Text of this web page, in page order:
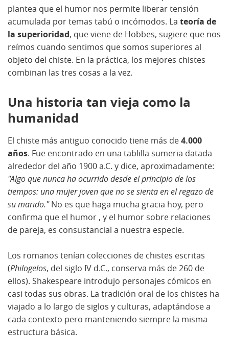
plantea que el humor nos permite liberar tensión
acumulada por temas tabú o incómodos. La teoría de
la superioridad, que viene de Hobbes, sugiere que nos
reímos cuando sentimos que somos superiores al
objeto del chiste. En la práctica, los mejores chistes
combinan las tres cosas a la vez.
Una historia tan vieja como la
humanidad
El chiste más antiguo conocido tiene más de4.000
años. Fue encontrado en una tablilla sumeria datada
alrededor del año 1900 a.C. y dice, aproximadamente:
"Algo que nunca ha ocurrido desde el principio de los
tiempos: una mujer joven que no se sienta en el regazo de
su marido."No es que haga mucha gracia hoy, pero
confirma que el humor , y el humor sobre relaciones
de pareja, es consustancial a nuestra especie.
Los romanos tenían colecciones de chistes escritas
(Philogelos, del siglo IV d.C., conserva más de 260 de
ellos). Shakespeare introdujo personajes cómicos en
casi todas sus obras. La tradición oral de los chistes ha
viajado a lo largo de siglos y culturas, adaptándose a
cada contexto pero manteniendo siempre la misma
estructura básica.